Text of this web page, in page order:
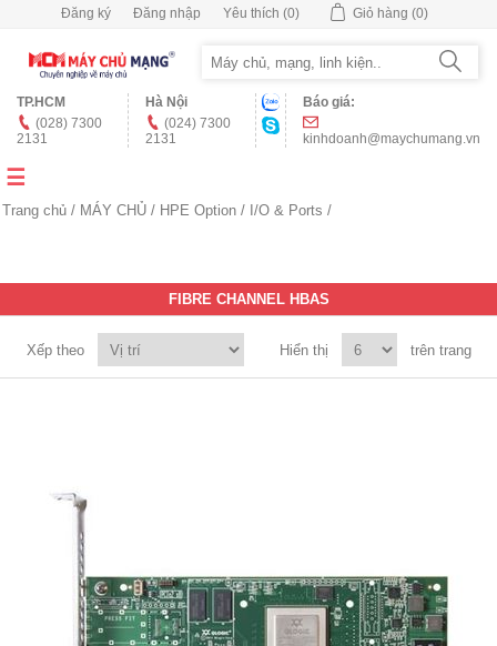
Đăng ký Đăng nhập Yêu thích (0) Giỏ hàng (0)
TP.HCM
(028) 7300
2131
Hà Nội
(024) 7300
2131
Báo giá:
kinhdoanh@maychumang.vn
Trang chủ / MÁY CHỦ / HPE Option / I/O & Ports /
FIBRE CHANNEL HBAS
Xếp theo Hiển thị trên trang